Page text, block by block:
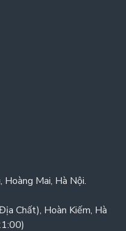
Mai, Hà Nội.
Chất), Hoàn Kiếm, Hà